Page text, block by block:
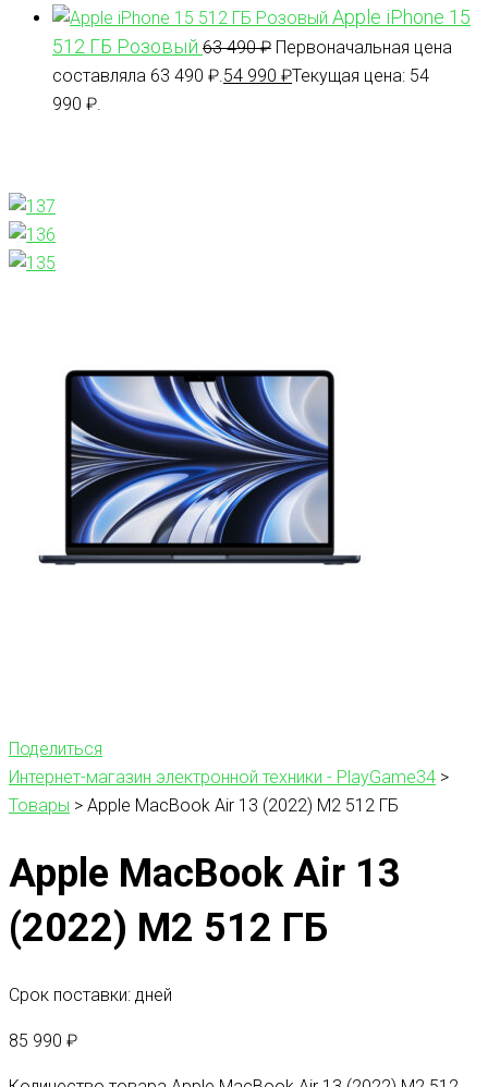
Apple iPhone 15
512 ГБ Розовый 63 490₽ Первоначальная цена
составляла 63 490 ₽. 54 990 ₽Текущая цена: 54
990 ₽.
Поделиться
Интернет-магазин электронной техники - PlayGame34 >
Товары > Apple MacBook Air 13 (2022) M2 512 ГБ
Apple MacBook Air 13
(2022) M2 512 ГБ
Срок поставки: дней
85 990 ₽